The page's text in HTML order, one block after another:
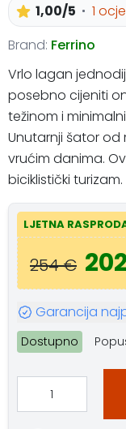
1,00/5
1
Brand: Ferrino
Vrlo lagan
posebno cijeniti
težinom i
Unutarnji šator od
vrućim danima.
biciklistički turizam.
LJETNA
254 €
Garancija
Dostupno